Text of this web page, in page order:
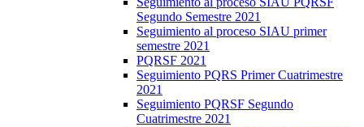
Segundo Semestre 2021
Seguimiento al proceso SIAU primer
semestre 2021
PQRSF 2021
Seguimiento PQRS Primer Cuatrimestre
2021
Seguimiento PQRSF Segundo
Cuatrimestre 2021